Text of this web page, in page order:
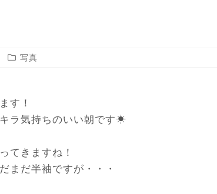
写真
す！
ラ気持ちのいい朝です☀
てきますね！
まだ半袖ですが・・・